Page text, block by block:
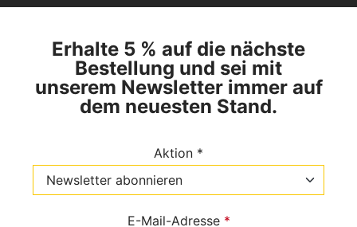
Erhalte 5 % auf die nächste
Bestellung und sei mit
unserem Newsletter immer auf
dem neuesten Stand.
Aktion *
E-Mail-Adresse *